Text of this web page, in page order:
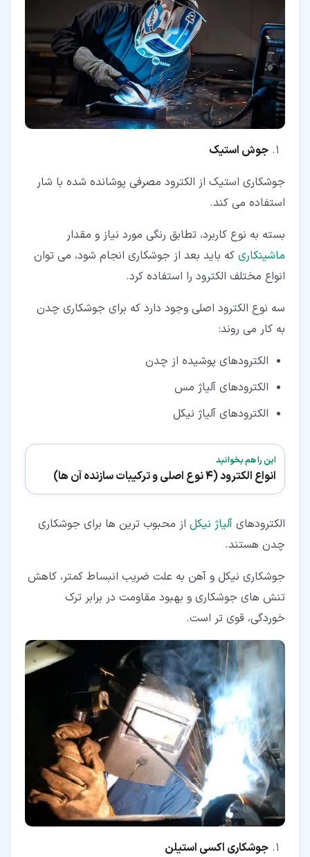
جوش استیک
جوشکاری استیک از الکترود مصرفی پوشانده شده با شار
استفاده می کند.
بسته به نوع کاربرد، تطابق رنگی مورد نیاز و مقدار
ماشینکاری که باید بعد از جوشکاری انجام شود، می توان
انواع مختلف الکترود را استفاده کرد.
سه نوع الکترود اصلی وجود دارد که برای جوشکاری چدن
به کار می روند:
الکترودهای پوشیده از چدن
الکترودهای آلیاژ مس
الکترودهای آلیاژ نیکل
این را هم بخوانید
انواع الکترود (4 نوع اصلی و ترکیبات سازنده آن ها)
الکترودهای آلیاژ نیکل از محبوب ترین ها برای جوشکاری
چدن هستند.
جوشکاری نیکل و آهن به علت ضریب انبساط کمتر، کاهش
تنش های جوشکاری و بهبود مقاومت در برابر ترک
خوردگی، قوی تر است.
جوشکاری اکسی استیلن